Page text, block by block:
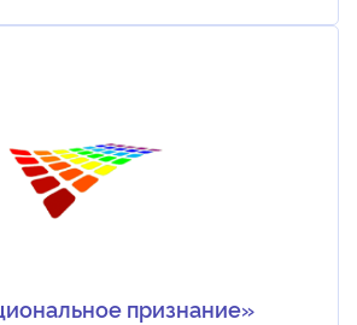
признание»